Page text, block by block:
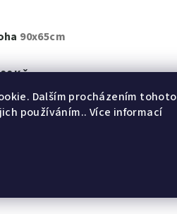
Dalším procházením tohoto
používáním.. Více informací
90x65cm
Kč
(1 ks)